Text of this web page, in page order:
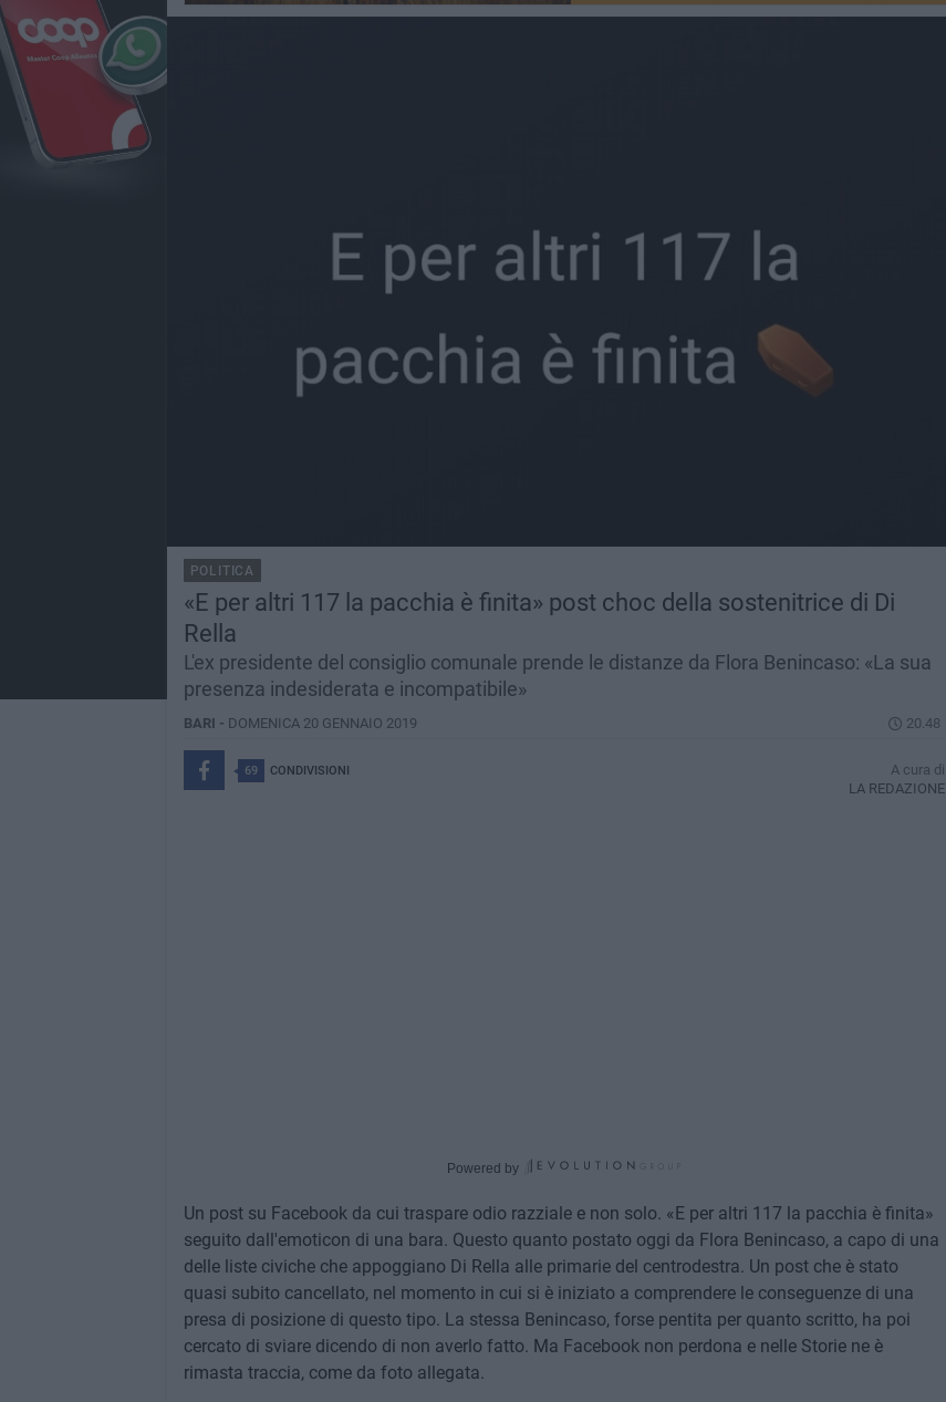
POLITICA
«E per altri 117 la pacchia è finita» post choc della sostenitrice di Di
Rella
L'ex presidente del consiglio comunale prende le distanze da Flora Benincaso: «La sua
presenza indesiderata e incompatibile»
BARI - DOMENICA 20 GENNAIO 2019 20.48
69 CONDIVISIONI
A cura di
LA REDAZIONE
Powered by
Un post su Facebook da cui traspare odio razziale e non solo. «E per altri 117 la pacchia è finita»
seguito dall'emoticon di una bara. Questo quanto postato oggi da Flora Benincaso, a capo di una
delle liste civiche che appoggiano Di Rella alle primarie del centrodestra. Un post che è stato
quasi subito cancellato, nel momento in cui si è iniziato a comprendere le conseguenze di una
presa di posizione di questo tipo. La stessa Benincaso, forse pentita per quanto scritto, ha poi
cercato di sviare dicendo di non averlo fatto. Ma Facebook non perdona e nelle Storie ne è
rimasta traccia, come da foto allegata.